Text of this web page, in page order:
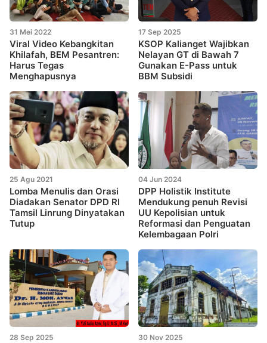
31 Mei 2022
Viral Video Kebangkitan
Khilafah, BEM Pesantren:
Harus Tegas
Menghapusnya
17 Sep 2025
KSOP Kalianget Wajibkan
Nelayan GT di Bawah 7
Gunakan E-Pass untuk
BBM Subsidi
25 Agu 2021
Lomba Menulis dan Orasi
Diadakan Senator DPD RI
Tamsil Linrung Dinyatakan
Tutup
04 Jun 2024
DPP Holistik Institute
Mendukung penuh Revisi
UU Kepolisian untuk
Reformasi dan Penguatan
Kelembagaan Polri
28 Sep 2025 30 Nov 2025